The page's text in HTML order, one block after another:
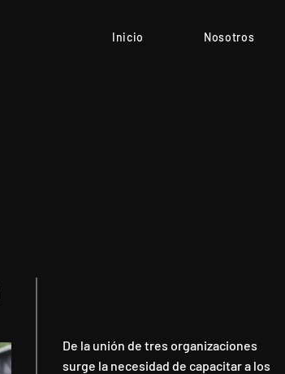
Inicio Nosotros
De la unión de tres organizaciones
surge la necesidad de capacitar a los